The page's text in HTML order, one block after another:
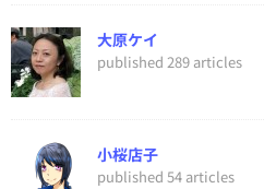
大原ケイ
published 289 articles
小桜店子
published 54 articles